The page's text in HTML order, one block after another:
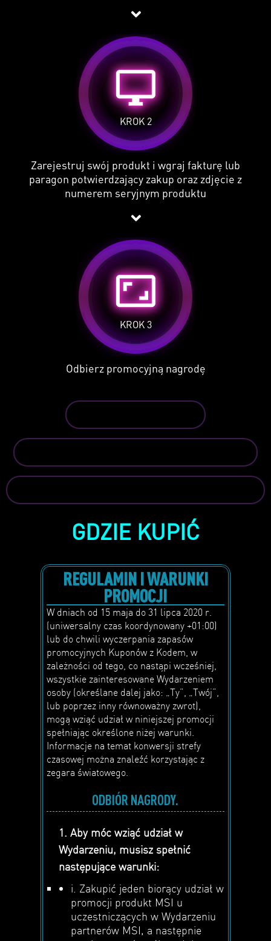
desktop_windows
KROK 2
Zarejestruj swój produkt i wgraj fakturę lub
paragon potwierdzający zakup oraz zdjęcie z
numerem seryjnym produktu
aspect_ratio
KROK 3
Odbierz promocyjną nagrodę
GDZIE KUPIĆ
REGULAMIN I WARUNKI
PROMOCJI
W dniach od 15 maja do 31 lipca 2020 r.
(uniwersalny czas koordynowany +01:00)
lub do chwili wyczerpania zapasów
promocyjnych Kuponów z Kodem, w
zależności od tego, co nastąpi wcześniej,
wszystkie zainteresowane Wydarzeniem
osoby (określane dalej jako: „Ty”, „Twój”,
lub poprzez inny równoważny zwrot),
mogą wziąć udział w niniejszej promocji
spełniając określone niżej warunki.
Informacje na temat konwersji strefy
czasowej można znaleźć korzystając z
zegara światowego.
ODBIÓR NAGRODY.
1. Aby móc wziąć udział w
Wydarzeniu, musisz spełnić
następujące warunki:
i. Zakupić jeden biorący udział w
promocji produkt MSI u
uczestniczących w Wydarzeniu
partnerów MSI, a następnie